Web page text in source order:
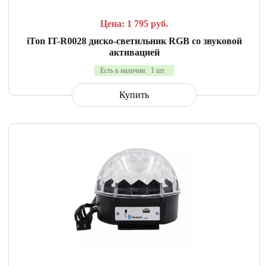
Цена: 1 795 руб.
iTon IT-R0028 диско-светильник RGB со звуковой
активацией
Есть в наличии: 1 шт.
Купить